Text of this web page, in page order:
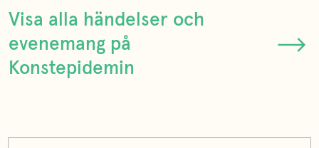
Visa alla händelser och
evenemang på
Konstepidemin